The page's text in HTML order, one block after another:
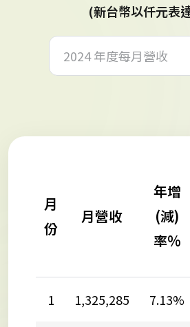
(新台幣以仟元表
2024 年度每月營收
月
份
月營收
年增
(減)
率%
1 1,325,285 7.13%